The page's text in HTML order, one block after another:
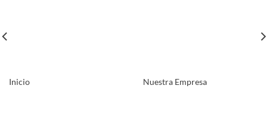
Inicio Nuestra Empresa